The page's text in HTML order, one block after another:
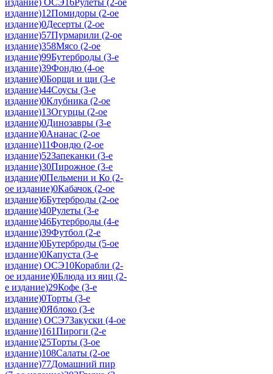
издание) ОСЭ16Рулеты (2-ое
издание)12Помидоры (2-ое
издание)0Десерты (2-ое
издание)57Пурмарили (2-ое
издание)358Мясо (2-ое
издание)99Бутерброды (3-е
издание)39Фондю (4-ое
издание)0Борщи и щи (3-е
издание)44Соусы (3-е
издание)0Клубника (2-ое
издание)13Огурцы (2-ое
издание)0Динозавры (3-е
издание)0Ананас (2-ое
издание)11Фондю (2-ое
издание)52Запеканки (3-е
издание)30Пирожное (3-е
издание)0Пельмени и Ко (2-
ое издание)0Кабачок (2-ое
издание)6Бутерброды (2-ое
издание)40Рулеты (3-е
издание)46Бутерброды (4-е
издание)39Футбол (2-е
издание)0Бутерброды (5-ое
издание)0Капуста (3-е
издание) ОСЭ10Корабли (2-
ое издание)0Блюда из яиц (2-
е издание)29Кофе (3-е
издание)0Торты (3-е
издание)0Яблоко (3-е
издание) ОСЭ7Закуски (4-ое
издание)161Пироги (2-е
издание)25Торты (3-ое
издание)108Салаты (2-ое
издание)77Домашний пир